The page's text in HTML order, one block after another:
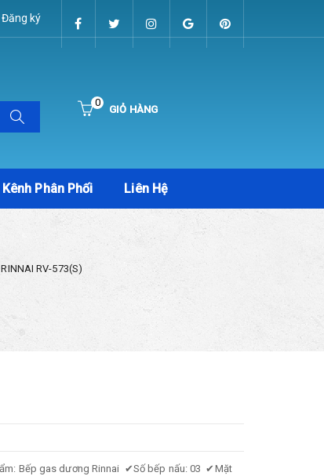
ký
GIỎ HÀNG
0
Kênh Phân Phối Liên Hệ
RV-573(S)
Bếp gas dương Rinnai ✔Số bếp nấu: 03 ✔ Mặt